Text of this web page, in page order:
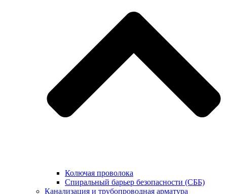
Колючая проволока
Спиральный барьер безопасности (СББ)
Канализация и трубопроводная арматура